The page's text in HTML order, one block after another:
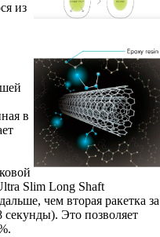
из
в
Slim Long Shaft
чем вторая ракетка за
секунды). Это позволяет